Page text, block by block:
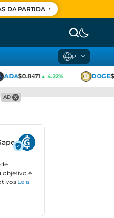
DA PARTIDA
PT
$0.8471▲ 4.22% DOGE
AD
objetivo é
Leia